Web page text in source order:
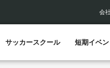
会
サッカースクール 短期イベン